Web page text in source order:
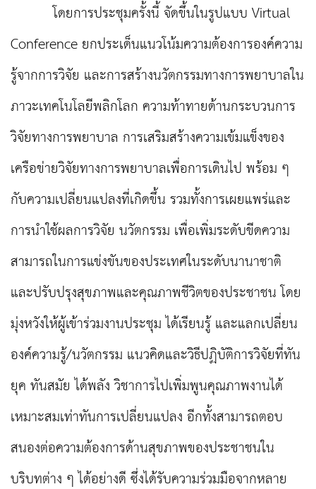
โดยการประชุมครั้งนี้ จัดขึ้นในรูปแบบ Virtual
Conference ยกประเด็นแนวโน้มความต้องการองค์ความ
รู้จากการวิจัย และการสร้างนวัตกรรมทางการพยาบาลใน
ภาวะเทคโนโลยีพลิกโลก ความท้าทายด้านกระบวนการ
วิจัยทางการพยาบาล การเสริมสร้างความเข้มแข็งของ
เครือข่ายวิจัยทางการพยาบาลเพื่อการเดินไป พร้อม ๆ
กับความเปลี่ยนแปลงที่เกิดขึ้น รวมทั้งการเผยแพร่และ
การนำใช้ผลการวิจัย นวัตกรรม เพื่อเพิ่มระดับขีดความ
สามารถในการแข่งขันของประเทศในระดับนานาชาติ
และปรับปรุงสุขภาพและคุณภาพชีวิตของประชาชน โดย
มุ่งหวังให้ผู้เข้าร่วมงานประชุม ได้เรียนรู้ และแลกเปลี่ยน
องค์ความรู้/นวัตกรรม แนวคิดและวิธีปฏิบัติการวิจัยที่ทัน
ยุค ทันสมัย ได้พลัง วิชาการไปเพิ่มพูนคุณภาพงานได้
เหมาะสมเท่าทันการเปลี่ยนแปลง อีกทั้งสามารถตอบ
สนองต่อความต้องการด้านสุขภาพของประชาชนใน
บริบทต่าง ๆ ได้อย่างดี ซึ่งได้รับความร่วมมือจากหลาย